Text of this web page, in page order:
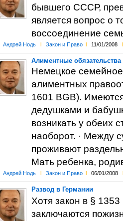
бывшего СССР,
является вопрос о
воссоединение
Андрей Нодь l Закон и Право l 11/01/2008 l
Алиментные
Немецкое
алиментных
1601 BGB).
дедушками и
возникать у обеих
наоборот. · Между
проживают
Мать ребенка,
Андрей Нодь l Закон и Право l 06/01/2008 l
Развод в Германии
Хотя закон в §
заключаются